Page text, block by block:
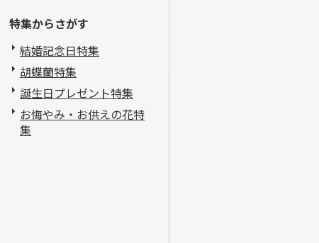
特集からさがす
結婚記念日特集
胡蝶蘭特集
誕生日プレゼント特集
お悔やみ・お供えの花特
集